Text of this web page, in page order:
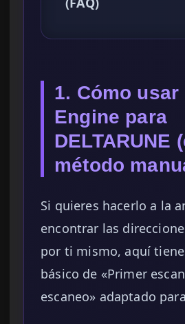
1. Cómo usar
Engine para
DELTARUNE
método
Si quieres hacerlo a la
encontrar las
por ti mismo, aquí
básico de «Primer
escaneo» adaptado